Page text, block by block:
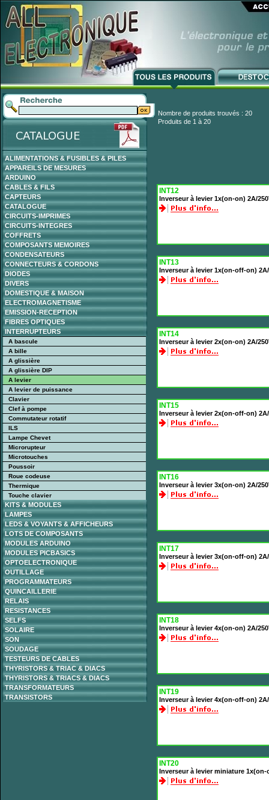
ALIMENTATIONS & FUSIBLES & PILES
APPAREILS DE MESURES
ARDUINO
CABLES & FILS
CAPTEURS
CATALOGUE
CIRCUITS-IMPRIMES
CIRCUITS-INTEGRES
COFFRETS
COMPOSANTS MEMOIRES
CONDENSATEURS
CONNECTEURS & CORDONS
DIODES
DIVERS
DOMESTIQUE & MAISON
ELECTROMAGNETISME
EMISSION-RECEPTION
FIBRES OPTIQUES
INTERRUPTEURS
A bascule
A bille
A glissière
A glissière DIP
A levier
A levier de puissance
Clavier
Clef à pompe
Commutateur rotatif
ILS
Lampe Chevet
Microrupteur
Microtouches
Poussoir
Roue codeuse
Thermique
Touche clavier
KITS & MODULES
LAMPES
LEDS & VOYANTS & AFFICHEURS
LOTS DE COMPOSANTS
MODULES ARDUINO
MODULES PICBASICS
OPTOELECTRONIQUE
OUTILLAGE
PROGRAMMATEURS
QUINCAILLERIE
RELAIS
RESISTANCES
SELFS
SOLAIRE
SON
SOUDAGE
TESTEURS DE CABLES
THYRISTORS & TRIAC & DIACS
THYRISTORS & TRIACS & DIACS
TRANSFORMATEURS
TRANSISTORS
Nombre de produits trouvés : 20
Produits de 1 à 20
INT12
Inverseur à levier 1x(on-on) 2A/
INT13
Inverseur à levier 1x(on-off-on) 2A/
INT14
Inverseur à levier 2x(on-on) 2A/
INT15
Inverseur à levier 2x(on-off-on) 2A/
INT16
Inverseur à levier 3x(on-on) 2A/
INT17
Inverseur à levier 3x(on-off-on) 2A/
INT18
Inverseur à levier 4x(on-on) 2A/
INT19
Inverseur à levier 4x(on-off-on) 2A/
INT20
Inverseur à levier miniature 1x(on-